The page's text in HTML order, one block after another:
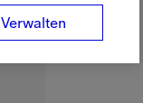
Verwalten